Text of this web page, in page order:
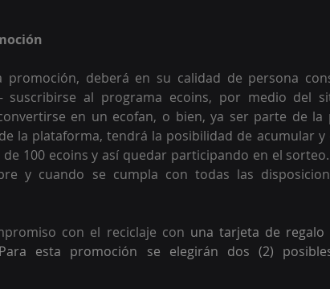
promoción, deberá en su calidad de persona
suscribirse al programa ecoins, por medio del
en un ecofan, o bien, ya ser parte de la
la plataforma, tendrá la posibilidad de acumular y
100 ecoins y así quedar participando en el
y cuando se cumpla con todas las
con el reciclaje con una tarjeta de regalo
Para esta promoción se elegirán dos (2)